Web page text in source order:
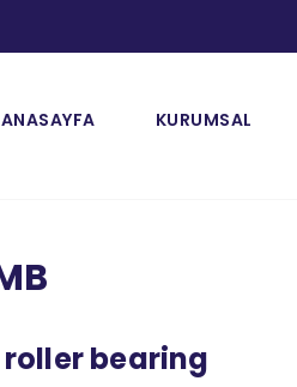
ANASAYFA KURUMSAL
bearing